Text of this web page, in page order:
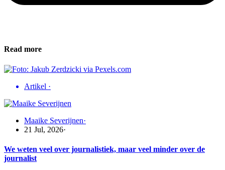
Read more
Artikel ·
Maaike Severijnen·
21 Jul, 2026·
We weten veel over journalistiek, maar veel minder over de
journalist